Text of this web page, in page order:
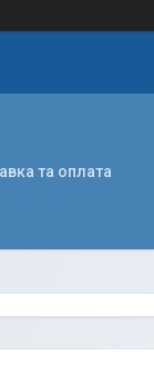
та оплата